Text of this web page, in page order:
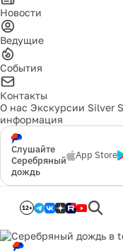
Новости
Ведущие
События
Контакты
О нас Экскурсии Silver
информация
Слушайте
Серебряный
дождь
App Store
12+